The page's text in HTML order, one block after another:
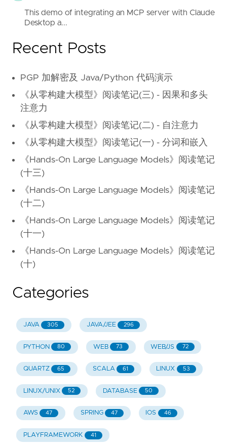
This demo of integrating an MCP server with Claude
Desktop a...
Recent Posts
PGP 加解密及 Java/Python 代码演示
《从零构建大模型》阅读笔记(三) - 因果和多头
注意力
《从零构建大模型》阅读笔记(二) - 自注意力
《从零构建大模型》阅读笔记(一) - 分词和嵌入
《Hands-On Large Language Models》阅读笔记
(十三)
《Hands-On Large Language Models》阅读笔记
(十二)
《Hands-On Large Language Models》阅读笔记
(十一)
《Hands-On Large Language Models》阅读笔记
(十)
Categories
JAVA 305 JAVA/JEE 296
PYTHON 80 WEB 73 WEB/JS 72
QUARTZ 65 SCALA 61 LINUX 53
LINUX/UNIX 52 DATABASE 50
AWS 47 SPRING 47 IOS 46
PLAYFRAMEWORK 41